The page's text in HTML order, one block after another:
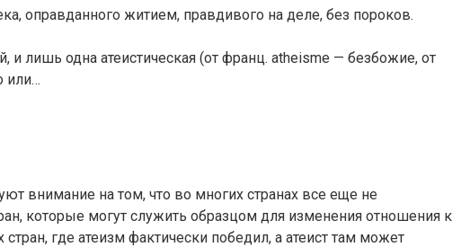
оправданного житием, правдивого на деле, без пороков.
и лишь одна атеистическая (от франц. atheisme — безбожие, от
или…
внимание на том, что во многих странах все еще не
которые могут служить образцом для изменения отношения к
где атеизм фактически победил, а атеист там может